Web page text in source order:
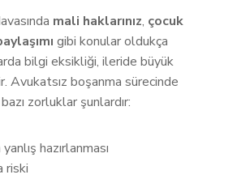
mali haklarınız, çocuk
gibi konular oldukça
bilgi eksikliği, ileride büyük
Avukatsız boşanma sürecinde
zorluklar şunlardır:
hazırlanması
riski